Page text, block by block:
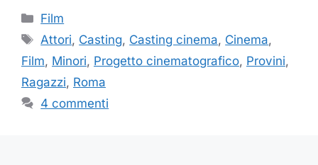
Categorie
Film
Tag
Attori, Casting, Casting cinema, Cinema,
Film, Minori, Progetto cinematografico, Provini,
Ragazzi, Roma
4 commenti